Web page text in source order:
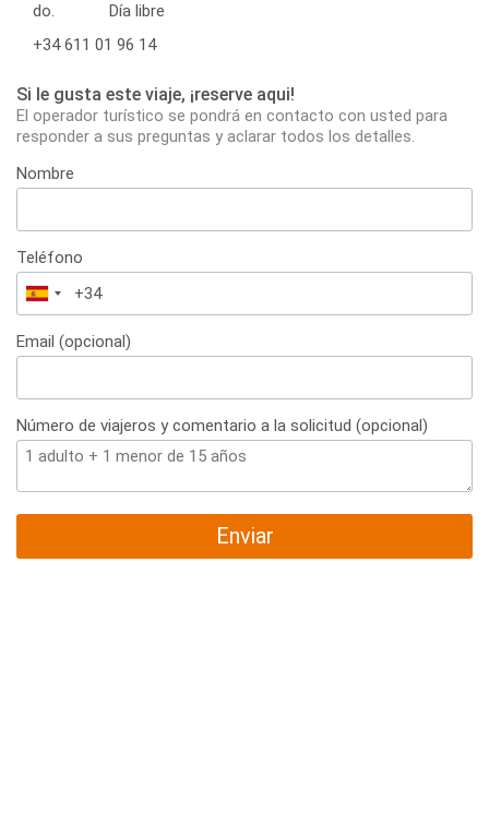
do.
Día libre
+34 611 01 96 14
Si le gusta este viaje, ¡reserve aqui!
El operador turístico se pondrá en contacto con usted para
responder a sus preguntas y aclarar todos los detalles.
Nombre
Teléfono
España
+34
Email (opcional)
Número de viajeros y comentario a la solicitud (opcional)
Enviar